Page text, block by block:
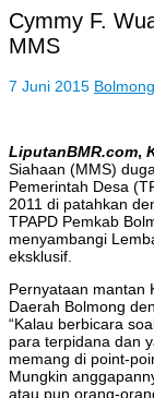
Cymmy F.
MMS
7 Juni 2015 Bolmong
LiputanBMR.com,
Siahaan (MMS)
Pemerintah Desa
2011 di patahkan
TPAPD Pemkab
menyambangi
eksklusif.
Pernyataan mantan
Daerah Bolmong
“Kalau berbicara
para terpidana dan
memang di point-
Mungkin
atau pun orang-